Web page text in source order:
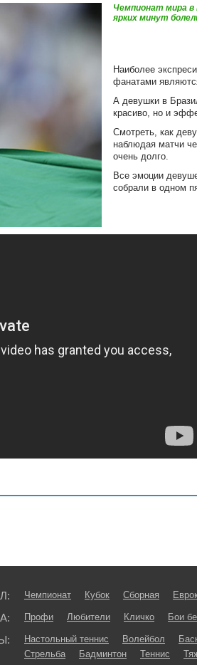
Чемпионат мира в
ярких минут
Наиболее
фанатами
А девушки в
красиво, но и
Смотреть, как
наблюдая матчи
очень долго.
Все эмоции
собрали в одном
Чемпионат Кубок Сборная
Профи Любители Кличко Бои
Настольный теннис Волейбол
Стрельба
Бадминтон Теннис